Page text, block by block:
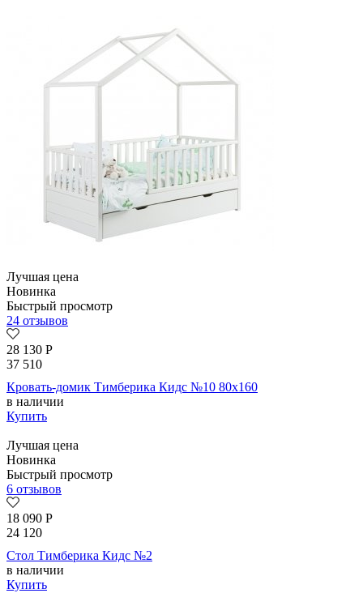
Лучшая цена
Новинка
Быстрый просмотр
24 отзывов
28 130 Р
37 510
Кровать-домик Тимберика Кидс №10 80х160
в наличии
Купить
Лучшая цена
Новинка
Быстрый просмотр
6 отзывов
18 090 Р
24 120
Стол Тимберика Кидс №2
в наличии
Купить